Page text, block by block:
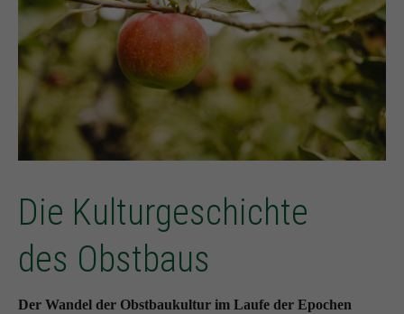
Die Kulturgeschichte
des Obstbaus
Der Wandel der Obstbaukultur im Laufe der Epochen